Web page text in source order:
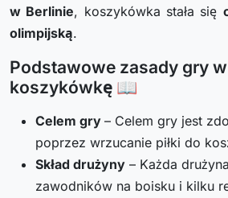
w Berlinie, koszykówka stała się
olimpijską.
Podstawowe zasady gry w
koszykówkę 📖
Celem gry – Celem gry jest
poprzez wrzucanie piłki do
Skład drużyny – Każda
zawodników na boisku i kilku